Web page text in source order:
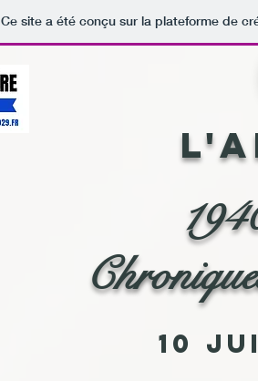
Ce site a été conçu sur la plateforme de
10